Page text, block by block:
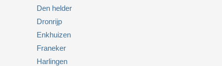
Den helder
Dronrijp
Enkhuizen
Franeker
Harlingen